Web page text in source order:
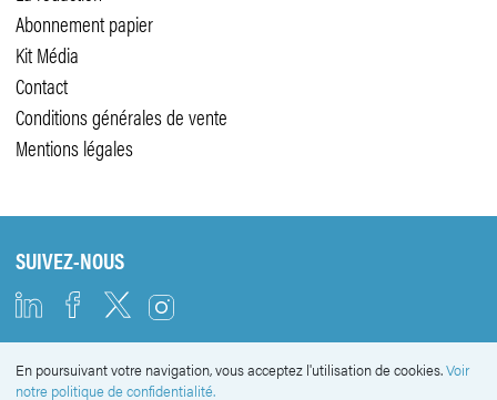
Abonnement papier
Kit Média
Contact
Conditions générales de vente
Mentions légales
SUIVEZ-NOUS
NEWSLETTER
En poursuivant votre navigation, vous acceptez l'utilisation de cookies.Voir
notre politique de confidentialité.